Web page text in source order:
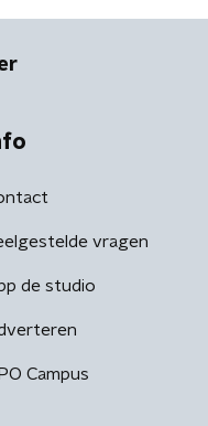
vragen
de studio
Campus